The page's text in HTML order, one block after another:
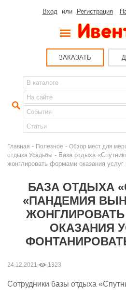
Вход или Регистрация
ЗАКАЗАТЬ
Главная - Полезное - Обзор мест для
отдыха Усадьбы - База отдыха
жонглировать формами оказания
БАЗА ОТДЫХА
«ПАНДЕМИЯ
ОКАЗАНИЯ
24.12.2021 1323
Сотрудники базы отдыха